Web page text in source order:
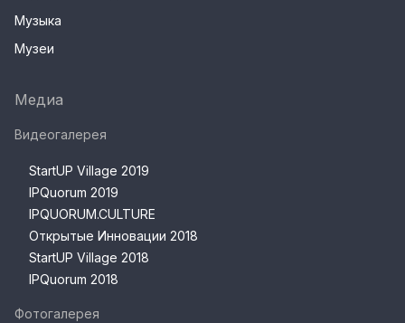
Музыка
Музеи
Медиа
Видеогалерея
StartUP Village 2019
IPQuorum 2019
IPQUORUM.CULTURE
Открытые Инновации 2018
StartUP Village 2018
IPQuorum 2018
Фотогалерея